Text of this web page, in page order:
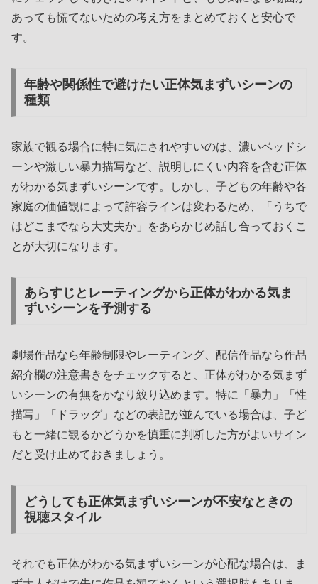
あっても慌てないための考え方をまとめておくと安心で
す。
年齢や関係性で避けたい正体気まずいシーンの
種類
家族で観る場合に特に気にされやすいのは、濃いベッドシ
ーンや激しい暴力描写など、説明しにくい内容を含む正体
がわかる気まずいシーンです。しかし、子どもの年齢や各
家庭の価値観によって許容ラインは変わるため、「うちで
はどこまでなら大丈夫か」をあらかじめ話し合っておくこ
とが大切になります。
あらすじとレーティングから正体がわかる気ま
ずいシーンを予測する
劇場作品なら年齢制限やレーティング、配信作品なら作品
紹介欄の注意書きをチェックすると、正体がわかる気まず
いシーンの有無をかなり絞り込めます。特に「暴力」「性
描写」「ドラッグ」などの表記が並んでいる場合は、子ど
もと一緒に観るかどうかを慎重に判断した方がよいサイン
だと受け止めておきましょう。
どうしても正体気まずいシーンが不安なときの
視聴スタイル
それでも正体がわかる気まずいシーンが心配な場合は、ま